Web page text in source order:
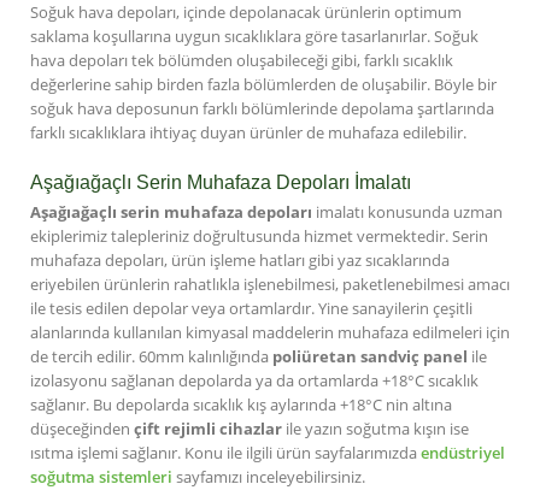
Soğuk hava depoları, içinde depolanacak ürünlerin optimum
saklama koşullarına uygun sıcaklıklara göre tasarlanırlar. Soğuk
hava depoları tek bölümden oluşabileceği gibi, farklı sıcaklık
değerlerine sahip birden fazla bölümlerden de oluşabilir. Böyle bir
soğuk hava deposunun farklı bölümlerinde depolama şartlarında
farklı sıcaklıklara ihtiyaç duyan ürünler de muhafaza edilebilir.
Aşağıağaçlı Serin Muhafaza Depoları İmalatı
Aşağıağaçlı serin muhafaza depoları imalatı konusunda uzman
ekiplerimiz talepleriniz doğrultusunda hizmet vermektedir. Serin
muhafaza depoları, ürün işleme hatları gibi yaz sıcaklarında
eriyebilen ürünlerin rahatlıkla işlenebilmesi, paketlenebilmesi amacı
ile tesis edilen depolar veya ortamlardır. Yine sanayilerin çeşitli
alanlarında kullanılan kimyasal maddelerin muhafaza edilmeleri için
de tercih edilir. 60mm kalınlığında poliüretan sandviç panel ile
izolasyonu sağlanan depolarda ya da ortamlarda +18°C sıcaklık
sağlanır. Bu depolarda sıcaklık kış aylarında +18°C nin altına
düşeceğinden çift rejimli cihazlar ile yazın soğutma kışın ise
ısıtma işlemi sağlanır. Konu ile ilgili ürün sayfalarımızdaendüstriyel
soğutma sistemleri sayfamızı inceleyebilirsiniz.